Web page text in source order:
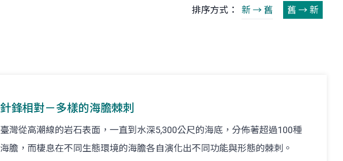
排序方式： 新 → 舊 舊 → 新
針鋒相對－多樣的海膽棘刺
臺灣從高潮線的岩石表面，一直到水深5,300公尺的海底，分佈著超過100種
海膽，而棲息在不同生態環境的海膽各自演化出不同功能與形態的棘刺。